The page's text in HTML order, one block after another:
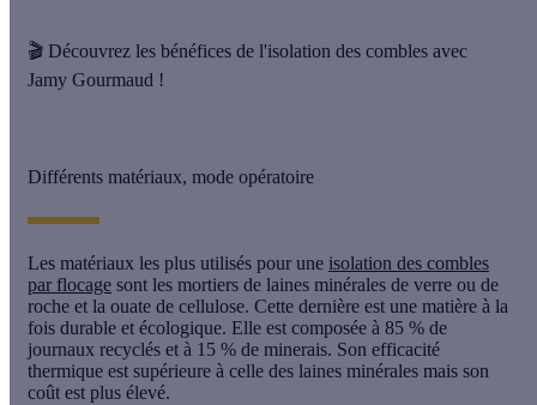
🎬 Découvrez les bénéfices de l'isolation des combles avec
Jamy Gourmaud !
Différents matériaux, mode opératoire
Les matériaux les plus utilisés pour une isolation des combles
par flocage sont les mortiers de laines minérales de verre ou de
roche et la ouate de cellulose. Cette dernière est une matière à la
fois durable et écologique. Elle est composée à 85 % de
journaux recyclés et à 15 % de minerais. Son efficacité
thermique est supérieure à celle des laines minérales mais son
coût est plus élevé.